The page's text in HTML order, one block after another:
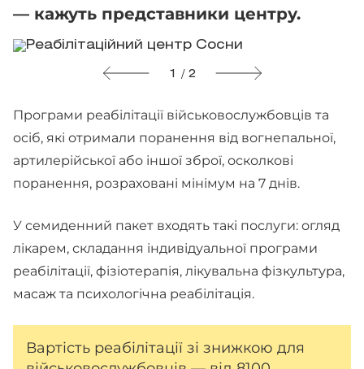
— кажуть представники центру.
1 / 2
Програми реабілітації військовослужбовців та
осіб, які отримали поранення від вогнепальної,
артилерійської або іншої зброї, осколкові
поранення, розраховані мінімум на 7 днів.
У семиденний пакет входять такі послуги: огляд
лікарем, складання індивідуальної програми
реабілітації, фізіотерапія, лікувальна фізкультура,
масаж та психологічна реабілітація.
Вартість реабілітації зі знижкою для